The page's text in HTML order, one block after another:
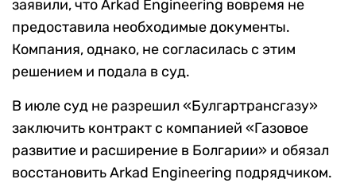
заявили, что Arkad Engineering вовремя не
предоставила необходимые документы.
Компания, однако, не согласилась с этим
решением и подала в суд.
В июле суд не разрешил «Булгартрансгазу»
заключить контракт с компанией «Газовое
развитие и расширение в Болгарии» и обязал
восстановить Arkad Engineering подрядчиком.